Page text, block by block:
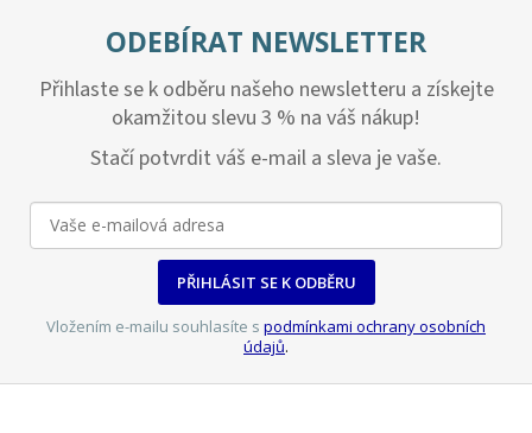
p
v
k
v
p
s
u
í
ODEBÍRAT NEWSLETTER
Přihlaste se k odběru našeho newsletteru a získejte
okamžitou slevu 3 % na váš nákup!
Stačí potvrdit váš e-mail a sleva je vaše.
PŘIHLÁSIT SE K ODBĚRU
Vložením e-mailu souhlasíte s podmínkami ochrany osobních
údajů.